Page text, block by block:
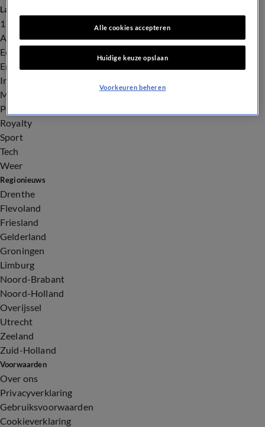
Laatste nieuws
112
Advies & Tips
Economie
Entertainment
Infrastructuur
Milieu en Gezondheid
Politiek
Royalty
Sport
Tech
Weer
Regionieuws
Drenthe
Flevoland
Friesland
Gelderland
Groningen
Limburg
Noord-Brabant
Noord-Holland
Overijssel
Utrecht
Zeeland
Zuid-Holland
Voorwaarden
Over ons
Privacyverklaring
Gebruiksvoorwaarden
Cookieverklaring
Alle cookies accepteren
Huidige keuze opslaan
Voorkeuren beheren